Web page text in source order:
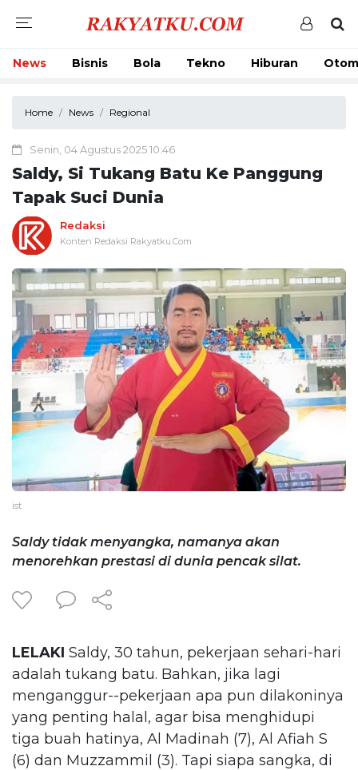
News Bisnis Bola Tekno Hiburan
Home News Regional
Senin, 04 Agustus 2025 10:46
Saldy, Si Tukang Batu Ke Panggung
Tapak Suci Dunia
Redaksi
Konten Redaksi Rakyatku.Com
ist
Saldy tidak menyangka, namanya akan
menorehkan prestasi di dunia pencak silat.
LELAKI Saldy, 30 tahun, pekerjaan sehari-hari
adalah tukang batu. Bahkan, jika lagi
menganggur--pekerjaan apa pun dilakoninya
yang penting halal, agar bisa menghidupi
tiga buah hatinya, Al Madinah (7), Al Afiah S
(6) dan Muzzammil (3). Tapi siapa sangka, di